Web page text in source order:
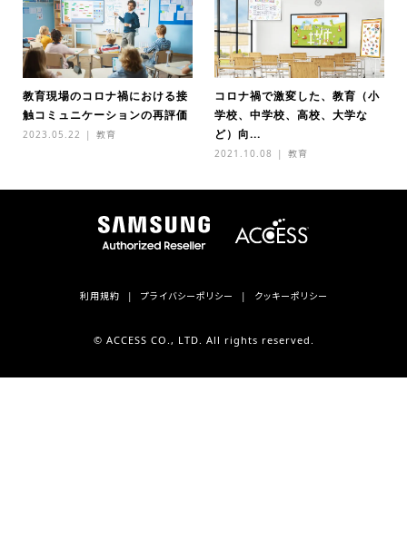
教育現場のコロナ禍における接
触コミュニケーションの再評価
2023.05.22 教育
コロナ禍で激変した、教育（小
学校、中学校、高校、大学な
ど）向...
2021.10.08 教育
利用規約 プライバシーポリシー クッキーポリシー
© ACCESS CO., LTD. All rights reserved.